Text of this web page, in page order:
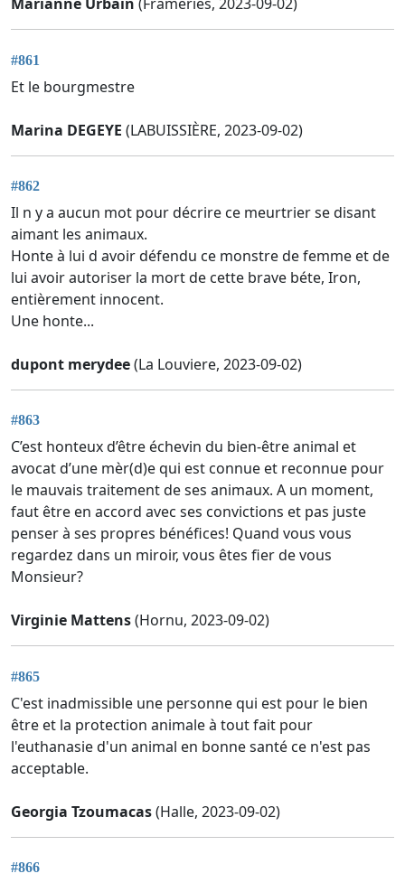
#861
Et le bourgmestre
Marina DEGEYE (LABUISSIÈRE, 2023-09-02)
#862
Il n y a aucun mot pour décrire ce meurtrier se disant
aimant les animaux.
Honte à lui d avoir défendu ce monstre de femme et de
lui avoir autoriser la mort de cette brave béte, Iron,
entièrement innocent.
Une honte...
dupont merydee(La Louviere, 2023-09-02)
#863
C’est honteux d’être échevin du bien-être animal et
avocat d’une mèr(d)e qui est connue et reconnue pour
le mauvais traitement de ses animaux. A un moment,
faut être en accord avec ses convictions et pas juste
penser à ses propres bénéfices! Quand vous vous
regardez dans un miroir, vous êtes fier de vous
Monsieur?
Virginie Mattens(Hornu, 2023-09-02)
#865
C'est inadmissible une personne qui est pour le bien
être et la protection animale à tout fait pour
l'euthanasie d'un animal en bonne santé ce n'est pas
acceptable.
Georgia Tzoumacas(Halle, 2023-09-02)
#866